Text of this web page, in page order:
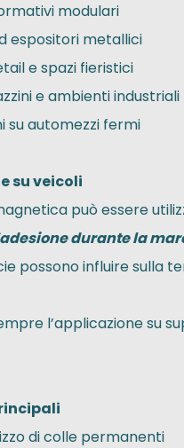
modulari
espositori metallici
e spazi fieristici
e ambienti industriali
su automezzi fermi
su veicoli
può essere
durante la
possono influire sulla
l’applicazione su
di colle permanenti